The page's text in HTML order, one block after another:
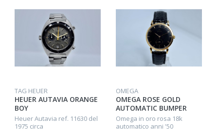
TAG HEUER
HEUER AUTAVIA ORANGE
BOY
Heuer Autavia ref. 11630 del
1975 circa
OMEGA
OMEGA ROSE GOLD
AUTOMATIC BUMPER
Omega in oro rosa 18k
automatico anni '50